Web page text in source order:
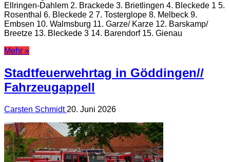
Ellringen-Dahlem 2. Brackede 3. Brietlingen 4. Bleckede 1 5.
Rosenthal 6. Bleckede 2 7. Tosterglope 8. Melbeck 9.
Embsen 10. Walmsburg 11. Garze/ Karze 12. Barskamp/
Breetze 13. Bleckede 3 14. Barendorf 15. Gienau
Mehr »
Stadtfeuerwehrtag in Göddingen//
Fahrzeugappell
Carsten Schmidt 20. Juni 2026